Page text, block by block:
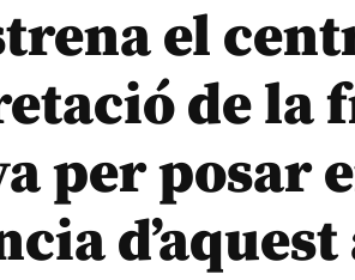
el
de la
per posar